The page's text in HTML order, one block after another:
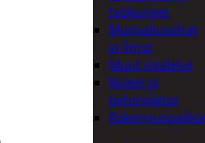
työkoneet
Muovailuvahat
ja limat
Muut sisälelut
Nuket ja
pehmolelut